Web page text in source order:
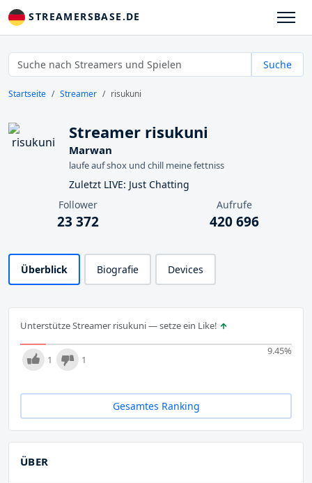
STREAMERSBASE.DE
Suche
Startseite Streamer risukuni
Streamer risukuni
Marwan
laufe auf shox und chill meine fettniss
Zuletzt LIVE: Just Chatting
Follower
23 372
Aufrufe
420 696
Überblick Biografie Devices
Unterstütze Streamer risukuni — setze ein Like!
9.45%
1 1
Gesamtes Ranking
ÜBER